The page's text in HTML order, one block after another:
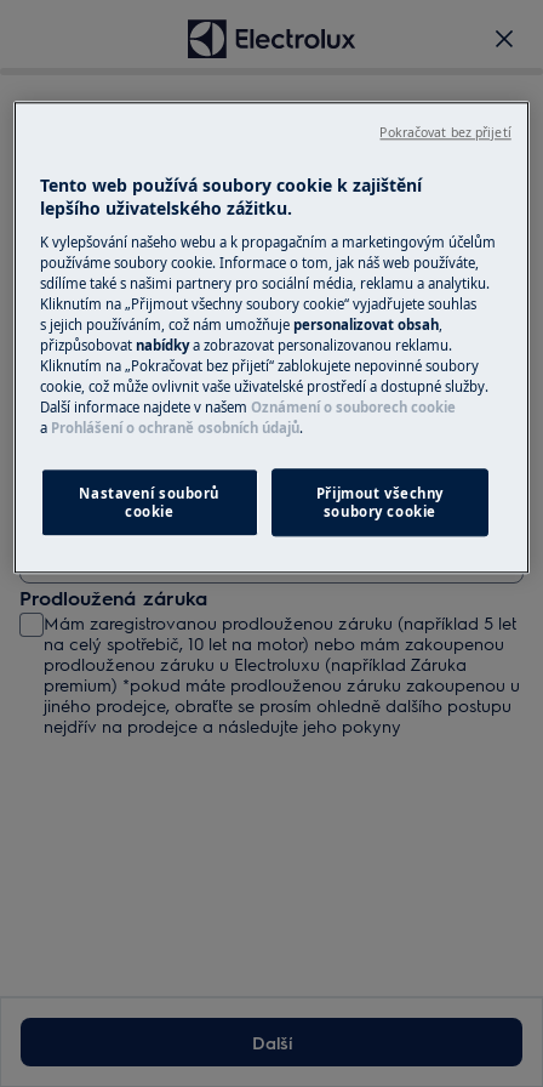
Pro který spotřebič potřebujete
Označuje povinná pole
Spotřebič
Nabízíme služby pouze pro velké spotřebiče, jako jsou
například pračky, myčky nebo trouby.
Datum nákupu
Uveďte prosím datum nákupu spotřebiče
Datum nákupu spotřebiče
Kde jste spotřebič zakoupili?
Prodejce
Prodloužená záruka
Mám zaregistrovanou prodlouženou záruku (například 5 let
na celý spotřebič, 10 let na motor) nebo mám zakoupenou
prodlouženou záruku u Electroluxu (například Záruka
premium) *pokud máte prodlouženou záruku zakoupenou u
jiného prodejce, obraťte se prosím ohledně dalšího postupu
nejdřív na prodejce a následujte jeho pokyny
Další
Tento web používá soubory cookie k zajištění
lepšího uživatelského zážitku.
K vylepšování našeho webu a k propagačním a marketingovým účelům
používáme soubory cookie. Informace o tom, jak náš web používáte,
sdílíme také s našimi partnery pro sociální média, reklamu a analytiku.
Kliknutím na „Přijmout všechny soubory cookie“ vyjadřujete souhlas
s jejich používáním, což nám umožňujepersonalizovat obsah,
přizpůsobovatnabídkya zobrazovat personalizovanou reklamu.
Kliknutím na „Pokračovat bez přijetí“ zablokujete nepovinné soubory
cookie, což může ovlivnit vaše uživatelské prostředí a dostupné služby.
Další informace najdete v našemOznámení o souborech cookie
a Prohlášení o ochraně osobních údajů.
Nastavení souborů
cookie
Přijmout všechny
soubory cookie
Pokračovat bez přijetí